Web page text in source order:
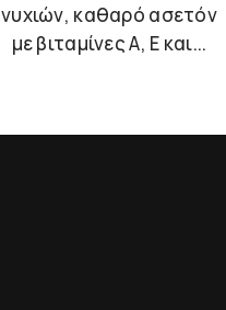
νυχιών, καθαρό ασετόν
με βιταμίνες A, E και...